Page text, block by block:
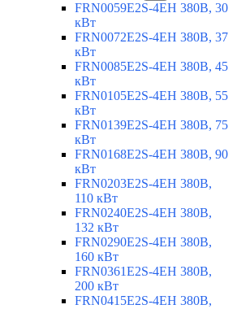
FRN0059E2S-4EH 380В, 30
кВт
FRN0072E2S-4EH 380В, 37
кВт
FRN0085E2S-4EH 380В, 45
кВт
FRN0105E2S-4EH 380В, 55
кВт
FRN0139E2S-4EH 380В, 75
кВт
FRN0168E2S-4EH 380В, 90
кВт
FRN0203E2S-4EH 380В,
110 кВт
FRN0240E2S-4EH 380В,
132 кВт
FRN0290E2S-4EH 380В,
160 кВт
FRN0361E2S-4EH 380В,
200 кВт
FRN0415E2S-4EH 380В,